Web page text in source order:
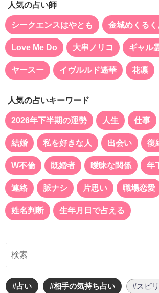
人気の占い師
シークエンスはやとも 金城めくるく
Love Me Do 大串ノリコ ギャル
ヤースー イヴルルド遙華 花凛
人気の占いキーワード
2026年下半期の運勢 人生 仕事
結婚 私を好きな人 出会い 復
W不倫 既婚者 曖昧な関係 年
連絡 脈ナシ 片思い 職場恋愛
姓名判断 生年月日で占える
#占い #相手の気持ち占い #スピ